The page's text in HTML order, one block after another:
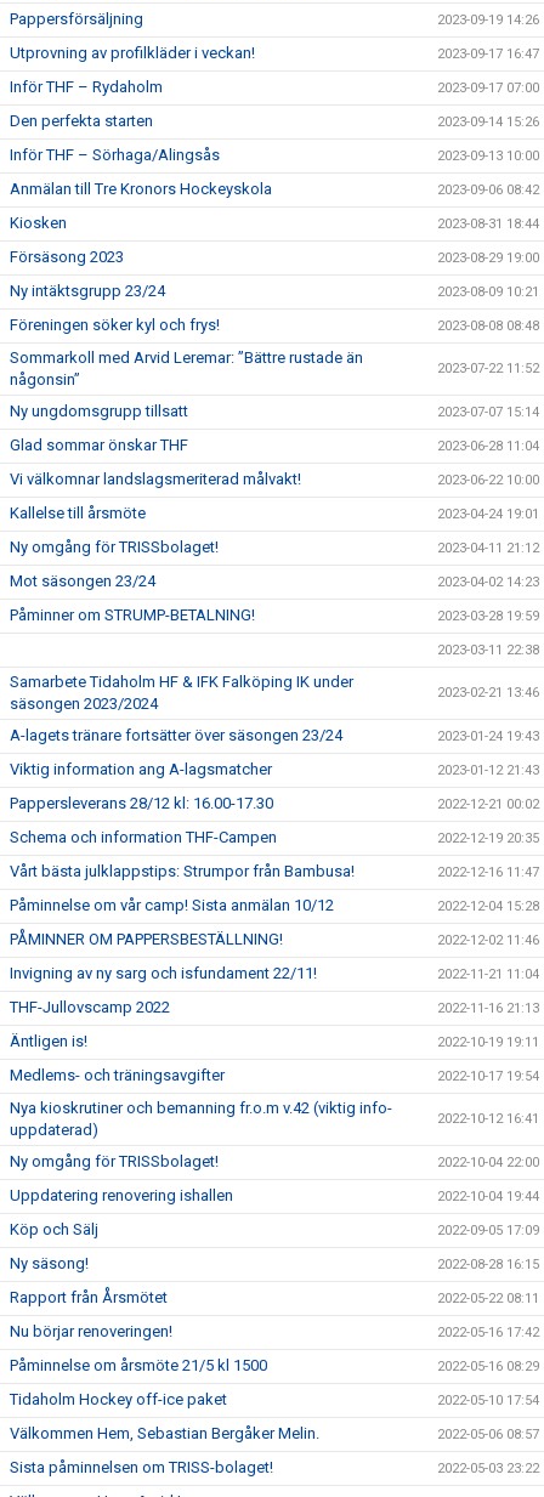
Pappersförsäljning 2023-09-19 14:26
Utprovning av profilkläder i veckan! 2023-09-17 16:47
Inför THF – Rydaholm 2023-09-17 07:00
Den perfekta starten 2023-09-14 15:26
Inför THF – Sörhaga/Alingsås 2023-09-13 10:00
Anmälan till Tre Kronors Hockeyskola 2023-09-06 08:42
Kiosken 2023-08-31 18:44
Försäsong 2023 2023-08-29 19:00
Ny intäktsgrupp 23/24 2023-08-09 10:21
Föreningen söker kyl och frys! 2023-08-08 08:48
Sommarkoll med Arvid Leremar: ”Bättre rustade än
någonsin”
2023-07-22 11:52
Ny ungdomsgrupp tillsatt 2023-07-07 15:14
Glad sommar önskar THF 2023-06-28 11:04
Vi välkomnar landslagsmeriterad målvakt! 2023-06-22 10:00
Kallelse till årsmöte 2023-04-24 19:01
Ny omgång för TRISSbolaget! 2023-04-11 21:12
Mot säsongen 23/24 2023-04-02 14:23
Påminner om STRUMP-BETALNING! 2023-03-28 19:59
2023-03-11 22:38
Samarbete Tidaholm HF & IFK Falköping IK under
säsongen 2023/2024
2023-02-21 13:46
A-lagets tränare fortsätter över säsongen 23/24 2023-01-24 19:43
Viktig information ang A-lagsmatcher 2023-01-12 21:43
Pappersleverans 28/12 kl: 16.00-17.30 2022-12-21 00:02
Schema och information THF-Campen 2022-12-19 20:35
Vårt bästa julklappstips: Strumpor från Bambusa! 2022-12-16 11:47
Påminnelse om vår camp! Sista anmälan 10/12 2022-12-04 15:28
PÅMINNER OM PAPPERSBESTÄLLNING! 2022-12-02 11:46
Invigning av ny sarg och isfundament 22/11! 2022-11-21 11:04
THF-Jullovscamp 2022 2022-11-16 21:13
Äntligen is! 2022-10-19 19:11
Medlems- och träningsavgifter 2022-10-17 19:54
Nya kioskrutiner och bemanning fr.o.m v.42 (viktig info-
uppdaterad)
2022-10-12 16:41
Ny omgång för TRISSbolaget! 2022-10-04 22:00
Uppdatering renovering ishallen 2022-10-04 19:44
Köp och Sälj 2022-09-05 17:09
Ny säsong! 2022-08-28 16:15
Rapport från Årsmötet 2022-05-22 08:11
Nu börjar renoveringen! 2022-05-16 17:42
Påminnelse om årsmöte 21/5 kl 1500 2022-05-16 08:29
Tidaholm Hockey off-ice paket 2022-05-10 17:54
Välkommen Hem, Sebastian Bergåker Melin. 2022-05-06 08:57
Sista påminnelsen om TRISS-bolaget! 2022-05-03 23:22